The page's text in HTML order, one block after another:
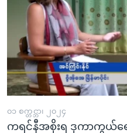
၀၁ စက္တင္ဘာ၊ ၂၀၂၄
ကရင်နီအစိုးရ ဒုကာကွယ်ရေ